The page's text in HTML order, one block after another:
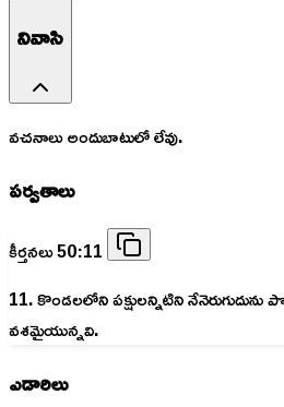
నివాసి
వచనాలు అందుబాటులో లేవు.
పర్వతాలు
కీర్తనలు 50:11
11. కొండలలోని పక్షులన్నిటిని
వశమైయున్నవి.
ఎడారిలు